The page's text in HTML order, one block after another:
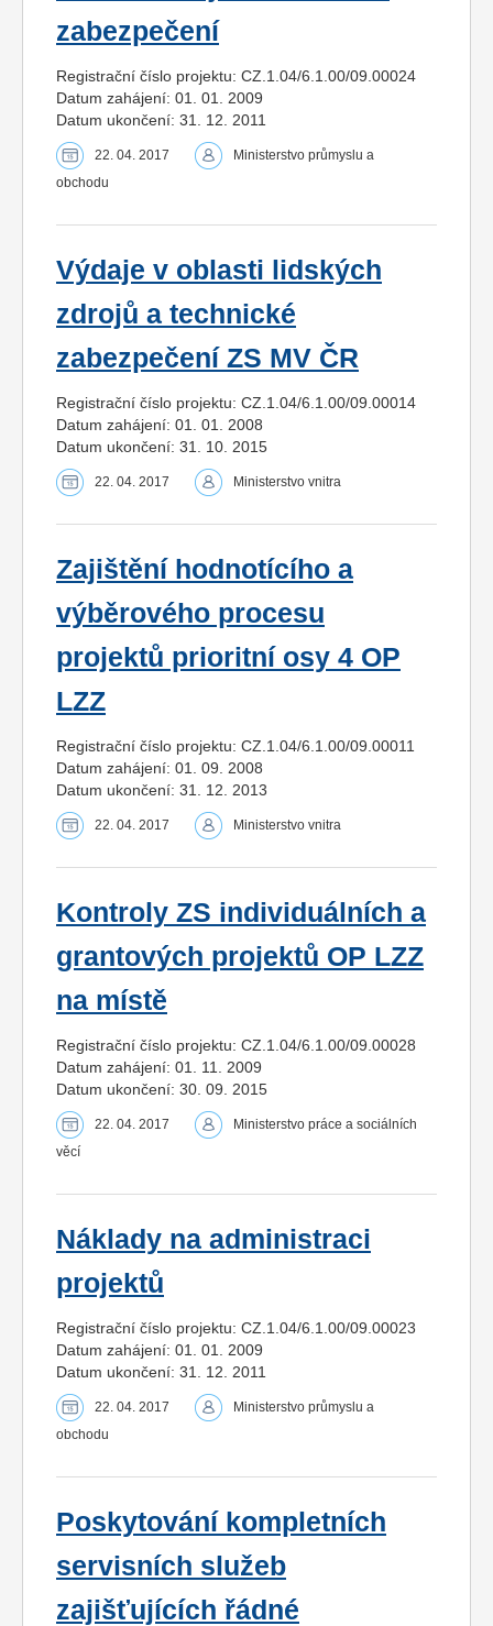
zabezpečení
Registrační číslo projektu: CZ.1.04/6.1.00/09.00024
Datum zahájení: 01. 01. 2009
Datum ukončení: 31. 12. 2011
22. 04. 2017
Ministerstvo průmyslu a
obchodu
Výdaje v oblasti lidských
zdrojů a technické
zabezpečení ZS MV ČR
Registrační číslo projektu: CZ.1.04/6.1.00/09.00014
Datum zahájení: 01. 01. 2008
Datum ukončení: 31. 10. 2015
22. 04. 2017 Ministerstvo vnitra
Zajištění hodnotícího a
výběrového procesu
projektů prioritní osy 4 OP
LZZ
Registrační číslo projektu: CZ.1.04/6.1.00/09.00011
Datum zahájení: 01. 09. 2008
Datum ukončení: 31. 12. 2013
22. 04. 2017 Ministerstvo vnitra
Kontroly ZS individuálních a
grantových projektů OP LZZ
na místě
Registrační číslo projektu: CZ.1.04/6.1.00/09.00028
Datum zahájení: 01. 11. 2009
Datum ukončení: 30. 09. 2015
22. 04. 2017
Ministerstvo práce a sociálních
věcí
Náklady na administraci
projektů
Registrační číslo projektu: CZ.1.04/6.1.00/09.00023
Datum zahájení: 01. 01. 2009
Datum ukončení: 31. 12. 2011
22. 04. 2017
Ministerstvo průmyslu a
obchodu
Poskytování kompletních
servisních služeb
zajišťujících řádné